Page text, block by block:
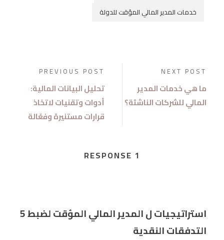
خدمات المدير المالي المؤقت للدولة
PREVIOUS POST
تحليل البيانات المالية:
أدوات وتقنيات لاتخاذ
قرارات مستنيرة وفعّالة
NEXT POST
ما هي خدمات المدير
المالي للشركات الناشئة؟
1 RESPONSE
5 استراتيجيات ل المدير المالي المؤقت لضبط
التدفقات النقدية